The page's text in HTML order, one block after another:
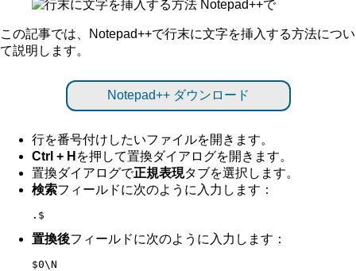
この記事では、Notepad++で行末に文字を挿入する方法につい
て説明します。
Notepad++ ダウンロード
行を番号付けしたいファイルを開きます。
Ctrl + H を押して置換ダイアログを開きます。
置換ダイアログで正規表現タブを選択します。
検索フィールドに次のように入力します：
.$
置換後フィールドに次のように入力します：
$0\N